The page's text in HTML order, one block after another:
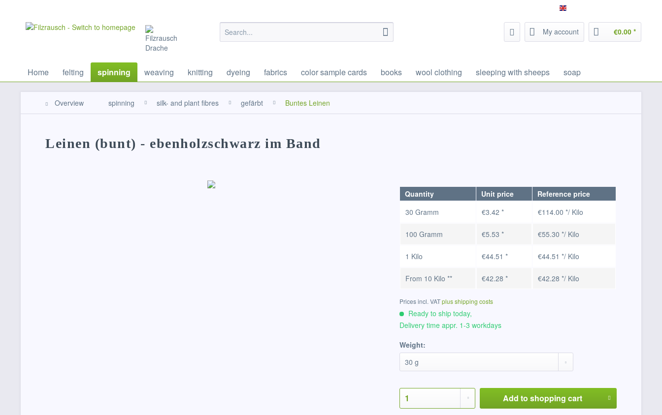
My account €0.00 *
Home felting spinning weaving knitting dyeing fabrics color sample cards books wool clothing sleeping with sheeps soap
Overview spinning silk- and plant fibres gefärbt Buntes Leinen
Leinen (bunt) - ebenholzschwarz im Band
Quantity Unit price
Reference price
30 Gramm
€3.42 * €114.00 */ Kilo
100 Gramm €5.53 * €55.30 */ Kilo
1 Kilo €44.51 * €44.51 */ Kilo
From 10 Kilo ** €42.28 * €42.28 */ Kilo
Prices incl. VATplus shipping costs
Ready to ship today,
Delivery time appr. 1-3 workdays
Weight:
Add to shopping cart